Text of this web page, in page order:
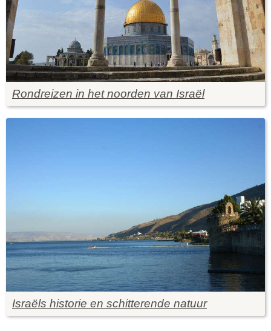
Rondreizen in het noorden van Israël
Israëls historie en schitterende natuur